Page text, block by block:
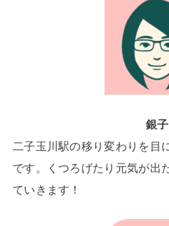
銀子
二子玉川駅の移り変わりを目
です。くつろげたり元気が出
ていきます！